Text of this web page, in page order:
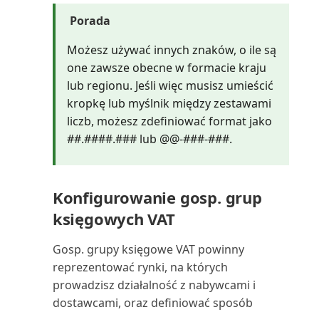
Uzgodnij konta nabywców i
dostawców (raport)
Wartość księgowa środka
trwałego 01 (raport)
Wartość księgowa środka
Excel)
Wiekowanie zobowiązań (raport
Excel)
Porada
Możesz używać innych znaków, o ile są
one zawsze obecne w formacie kraju
lub regionu. Jeśli więc musisz umieścić
kropkę lub myślnik między zestawami
liczb, możesz zdefiniować format jako
##.####.### lub @@-###-###.
Konfigurowanie gosp. grup
księgowych VAT
Gosp. grupy księgowe VAT powinny
reprezentować rynki, na których
prowadzisz działalność z nabywcami i
dostawcami, oraz definiować sposób